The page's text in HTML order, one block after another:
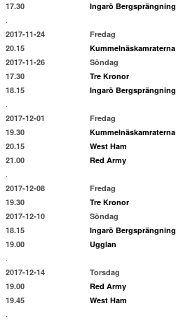
17.30
Ingarö Bergsprängning
.
2017-11-24
Fredag
20.15
Kummelnäskamraterna
2017-11-26
Söndag
17.30
Tre Kronor
18.15
Ingarö Bergsprängning
.
2017-12-01
Fredag
19.30
Kummelnäskamraterna
20.15
West Ham
21.00
Red Army
.
2017-12-08
Fredag
19.30
Tre Kronor
2017-12-10
Söndag
18.15
Ingarö Bergsprängning
19.00
Ugglan
.
2017-12-14
Torsdag
19.00
Red Army
19.45
West Ham
.